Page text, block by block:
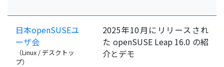
日本openSUSEユ
ーザ会
（Linux / デスクトッ
プ）
2025年10月にリリースされ
た openSUSE Leap 16.0 の紹
介とデモ